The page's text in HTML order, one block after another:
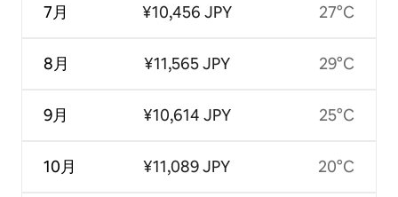
7月
8月
9月
10月
¥10,456 JPY
¥11,565 JPY
¥10,614 JPY
¥11,089 JPY
27°C
29°C
25°C
20°C